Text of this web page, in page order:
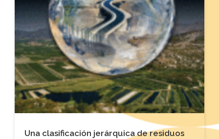
Una clasificación jerárquica de residuos